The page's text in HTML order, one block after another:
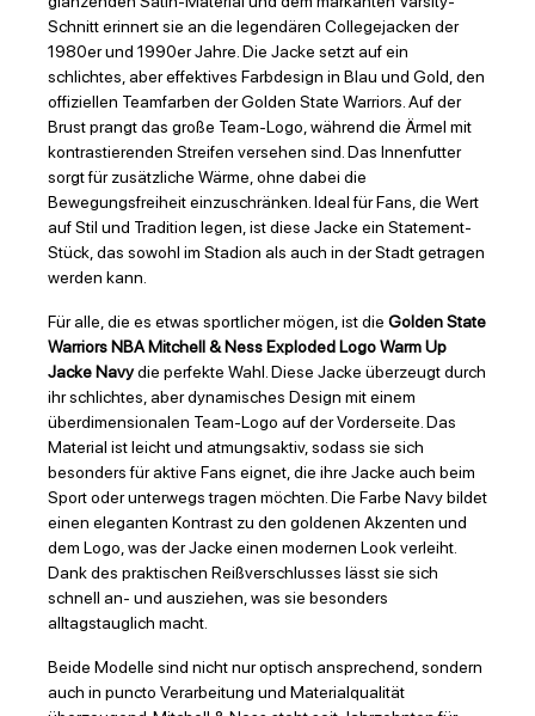
Schnitt erinnert sie an die legendären Collegejacken der
1980er und 1990er Jahre. Die Jacke setzt auf ein
schlichtes, aber effektives Farbdesign in Blau und Gold, den
offiziellen Teamfarben der Golden State Warriors. Auf der
Brust prangt das große Team-Logo, während die Ärmel mit
kontrastierenden Streifen versehen sind. Das Innenfutter
sorgt für zusätzliche Wärme, ohne dabei die
Bewegungsfreiheit einzuschränken. Ideal für Fans, die Wert
auf Stil und Tradition legen, ist diese Jacke ein Statement-
Stück, das sowohl im Stadion als auch in der Stadt getragen
werden kann.
Für alle, die es etwas sportlicher mögen, ist die Golden State
Warriors NBA Mitchell & Ness Exploded Logo Warm Up
Jacke Navydie perfekte Wahl. Diese Jacke überzeugt durch
ihr schlichtes, aber dynamisches Design mit einem
überdimensionalen Team-Logo auf der Vorderseite. Das
Material ist leicht und atmungsaktiv, sodass sie sich
besonders für aktive Fans eignet, die ihre Jacke auch beim
Sport oder unterwegs tragen möchten. Die Farbe Navy bildet
einen eleganten Kontrast zu den goldenen Akzenten und
dem Logo, was der Jacke einen modernen Look verleiht.
Dank des praktischen Reißverschlusses lässt sie sich
schnell an- und ausziehen, was sie besonders
alltagstauglich macht.
Beide Modelle sind nicht nur optisch ansprechend, sondern
auch in puncto Verarbeitung und Materialqualität